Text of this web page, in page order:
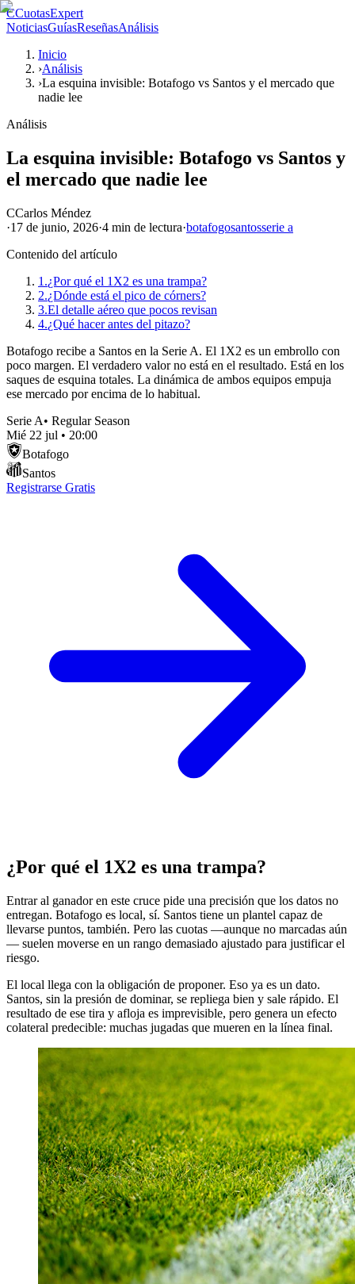
CCuotasExpert
NoticiasGuíasReseñasAnálisis
Inicio
›Análisis
›La esquina invisible: Botafogo vs Santos y el mercado que
nadie lee
Análisis
La esquina invisible: Botafogo vs Santos y
el mercado que nadie lee
CCarlos Méndez
·17 de junio, 2026·4 min de lectura·botafogosantosserie a
Contenido del artículo
1.¿Por qué el 1X2 es una trampa?
2.¿Dónde está el pico de córners?
3.El detalle aéreo que pocos revisan
4.¿Qué hacer antes del pitazo?
Botafogo recibe a Santos en la Serie A. El 1X2 es un embrollo con
poco margen. El verdadero valor no está en el resultado. Está en los
saques de esquina totales. La dinámica de ambos equipos empuja
ese mercado por encima de lo habitual.
Serie A• Regular Season
Mié 22 jul • 20:00
Botafogo
Santos
Registrarse Gratis
¿Por qué el 1X2 es una trampa?
Entrar al ganador en este cruce pide una precisión que los datos no
entregan. Botafogo es local, sí. Santos tiene un plantel capaz de
llevarse puntos, también. Pero las cuotas —aunque no marcadas aún
— suelen moverse en un rango demasiado ajustado para justificar el
riesgo.
El local llega con la obligación de proponer. Eso ya es un dato.
Santos, sin la presión de dominar, se repliega bien y sale rápido. El
resultado de ese tira y afloja es imprevisible, pero genera un efecto
colateral predecible: muchas jugadas que mueren en la línea final.